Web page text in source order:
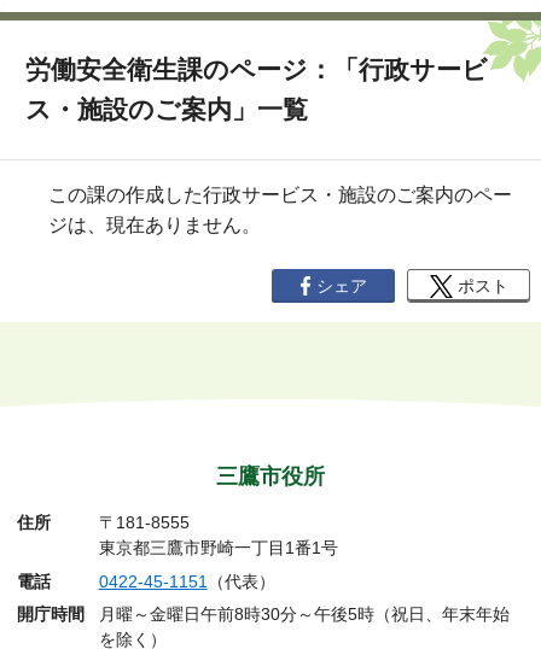
労働安全衛生課のページ：「行政サービ
ス・施設のご案内」一覧
この課の作成した行政サービス・施設のご案内のペー
ジは、現在ありません。
シェア ポスト
三鷹市役所
住所
〒181-8555
東京都三鷹市野崎一丁目1番1号
電話
0422-45-1151
（代表）
開庁時間
月曜～金曜日午前8時30分～午後5時（祝日、年末年始
を除く）